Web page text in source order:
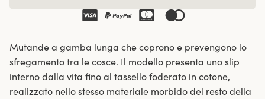
Mutande a gamba lunga che coprono e prevengono lo
sfregamento tra le cosce. Il modello presenta uno slip
interno dalla vita fino al tassello foderato in cotone,
realizzato nello stesso materiale morbido del resto della